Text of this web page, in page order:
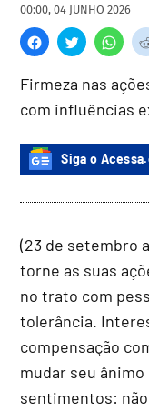
00:00, 04 JUNHO 2026
Firmeza nas
com influências
Siga o
(23 de setembro
torne as suas
no trato com
tolerância.
compensação
mudar seu
sentimentos: